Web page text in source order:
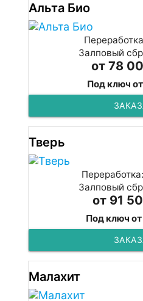
Альта Био
Залповый
от 78
Под ключ
Тверь
Залповый
от 91
Под ключ
Малахит